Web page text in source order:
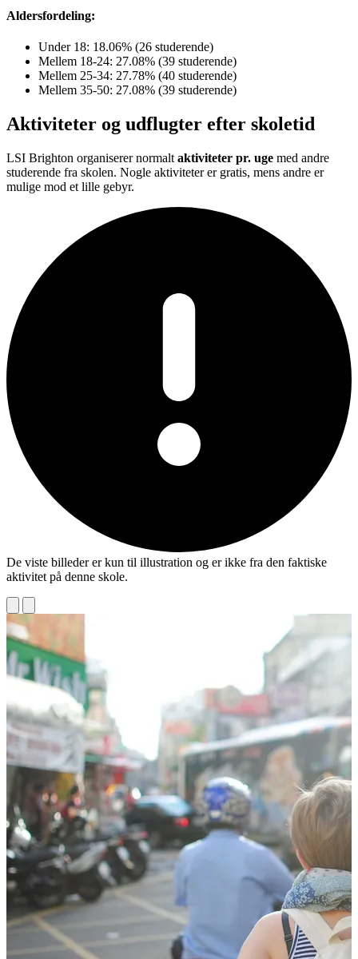
Aldersfordeling:
Under 18: 18.06% (26 studerende)
Mellem 18-24: 27.08% (39 studerende)
Mellem 25-34: 27.78% (40 studerende)
Mellem 35-50: 27.08% (39 studerende)
Aktiviteter og udflugter efter skoletid
LSI Brighton organiserer normalt aktiviteter pr. uge med andre
studerende fra skolen. Nogle aktiviteter er gratis, mens andre er
mulige mod et lille gebyr.
De viste billeder er kun til illustration og er ikke fra den faktiske
aktivitet på denne skole.